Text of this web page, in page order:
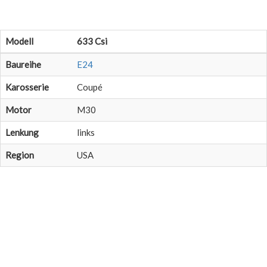
Modell 633 Csi
Baureihe E24
Karosserie Coupé
Motor M30
Lenkung links
Region USA